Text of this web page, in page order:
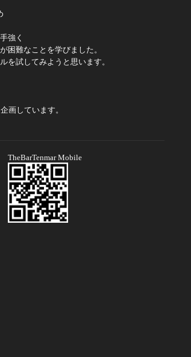
強く
困難なことを学びました。
を試してみようと思います。
画しています。
TheBarTenmar Mobile